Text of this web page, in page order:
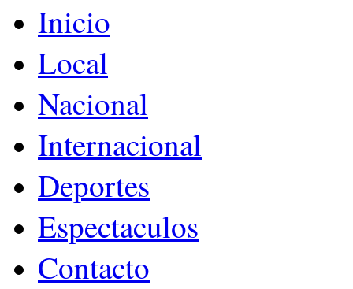
Inicio
Local
Nacional
Internacional
Deportes
Espectaculos
Contacto